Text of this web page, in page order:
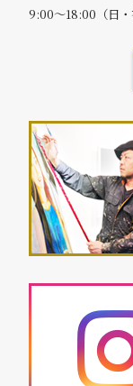
9:00～18:00（日・